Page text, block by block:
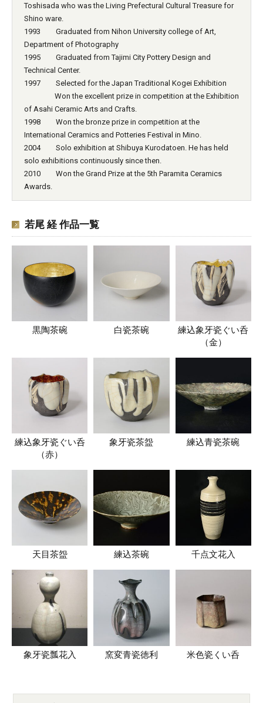
Toshisada who was the Living Prefectural Cultural Treasure for
Shino ware.
1993 Graduated from Nihon University college of Art,
Department of Photography
1995 Graduated from Tajimi City Pottery Design and
Technical Center.
1997 Selected for the Japan Traditional Kogei Exhibition
Won the excellent prize in competition at the Exhibition
of Asahi Ceramic Arts and Crafts.
1998 Won the bronze prize in competition at the
International Ceramics and Potteries Festival in Mino.
2004 Solo exhibition at Shibuya Kurodatoen. He has held
solo exhibitions continuously since then.
2010 Won the Grand Prize at the 5th Paramita Ceramics
Awards.
若尾 経 作品一覧
黒陶茶碗 白瓷茶碗
練込象牙瓷ぐい呑
（金）
練込象牙瓷ぐい呑
（赤）
象牙瓷茶盌 練込青瓷茶碗
天目茶盌 練込茶碗 千点文花入
象牙瓷瓢花入 窯変青瓷徳利 米色瓷くい呑